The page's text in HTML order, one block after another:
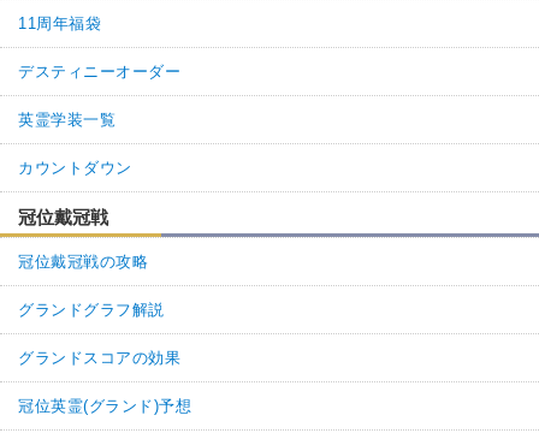
11周年福袋
デスティニーオーダー
英霊学装一覧
カウントダウン
冠位戴冠戦
冠位戴冠戦の攻略
グランドグラフ解説
グランドスコアの効果
冠位英霊(グランド)予想